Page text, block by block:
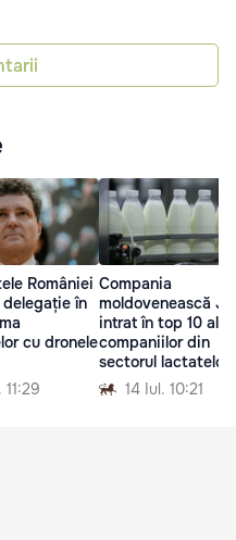
României
în
cu dronele
Compania
moldovenească
intrat în top 10 al
companiilor din
sectorul lactatelor
România
14 Iul. 10:21